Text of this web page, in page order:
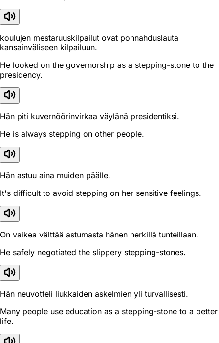
koulujen mestaruuskilpailut ovat ponnahduslauta
kansainväliseen kilpailuun.
He looked on the governorship as a stepping-stone to the
presidency.
Hän piti kuvernöörinvirkaa väylänä presidentiksi.
He is always stepping on other people.
Hän astuu aina muiden päälle.
It's difficult to avoid stepping on her sensitive feelings.
On vaikea välttää astumasta hänen herkillä tunteillaan.
He safely negotiated the slippery stepping-stones.
Hän neuvotteli liukkaiden askelmien yli turvallisesti.
Many people use education as a stepping-stone to a better
life.